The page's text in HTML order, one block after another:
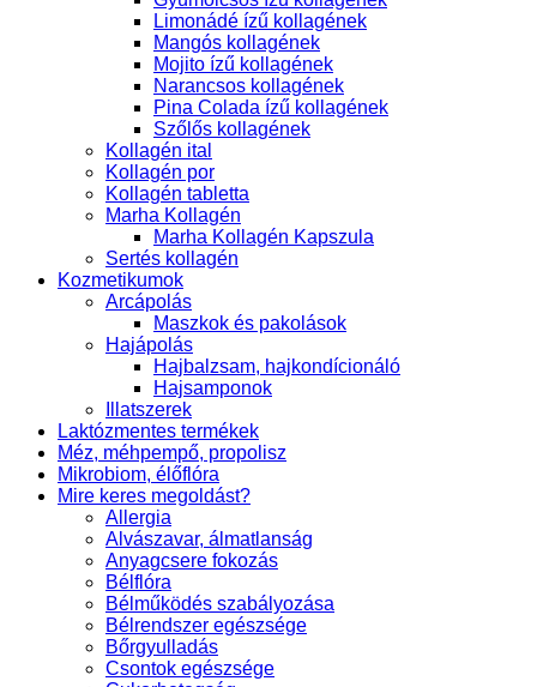
Limonádé ízű kollagének
Mangós kollagének
Mojito ízű kollagének
Narancsos kollagének
Pina Colada ízű kollagének
Szőlős kollagének
Kollagén ital
Kollagén por
Kollagén tabletta
Marha Kollagén
Marha Kollagén Kapszula
Sertés kollagén
Kozmetikumok
Arcápolás
Maszkok és pakolások
Hajápolás
Hajbalzsam, hajkondícionáló
Hajsamponok
Illatszerek
Laktózmentes termékek
Méz, méhpempő, propolisz
Mikrobiom, élőflóra
Mire keres megoldást?
Allergia
Alvászavar, álmatlanság
Anyagcsere fokozás
Bélflóra
Bélműködés szabályozása
Bélrendszer egészsége
Bőrgyulladás
Csontok egészsége